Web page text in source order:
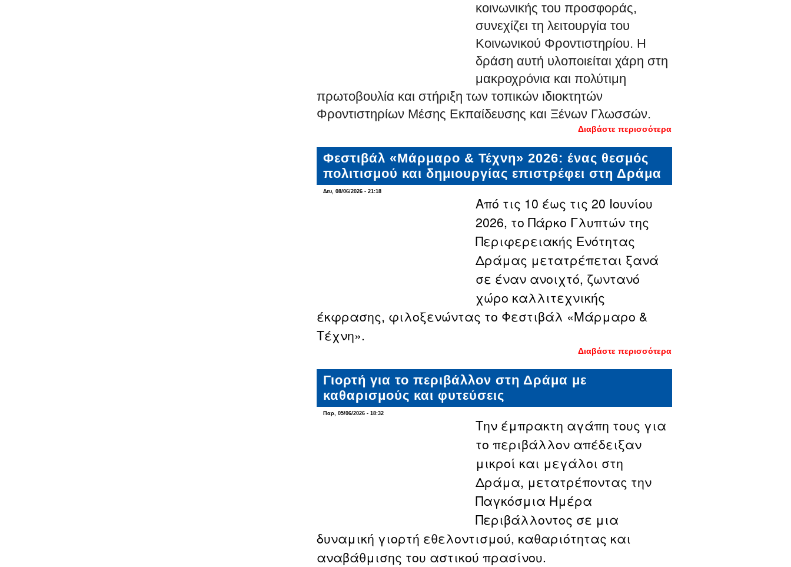
κοινωνικής του προσφοράς,
συνεχίζει τη λειτουργία του
Κοινωνικού Φροντιστηρίου. Η
δράση αυτή υλοποιείται χάρη στη
μακροχρόνια και πολύτιμη
πρωτοβουλία και στήριξη των τοπικών ιδιοκτητών
Φροντιστηρίων Μέσης Εκπαίδευσης και Ξένων Γλωσσών.
Διαβάστε περισσότερα
αιτήσεων στα
Δράμας
Φεστιβάλ «Μάρμαρο & Τέχνη» 2026: ένας θεσμός
πολιτισμού και δημιουργίας επιστρέφει στη Δράμα
Δευ, 08/06/2026 - 21:18
Από τις 10 έως τις 20 Ιουνίου
2026, το Πάρκο Γλυπτών της
Περιφερειακής Ενότητας
Δράμας μετατρέπεται ξανά
σε έναν ανοιχτό, ζωντανό
χώρο καλλιτεχνικής
έκφρασης, φιλοξενώντας το Φεστιβάλ «Μάρμαρο &
Τέχνη».
Διαβάστε περισσότερα
«Μάρμαρο
πολιτισμού
Γιορτή για το περιβάλλον στη Δράμα με
καθαρισμούς και φυτεύσεις
Παρ, 05/06/2026 - 18:32
Την έμπρακτη αγάπη τους για
το περιβάλλον απέδειξαν
μικροί και μεγάλοι στη
Δράμα, μετατρέποντας την
Παγκόσμια Ημέρα
Περιβάλλοντος σε μια
δυναμική γιορτή εθελοντισμού, καθαριότητας και
αναβάθμισης του αστικού πρασίνου.